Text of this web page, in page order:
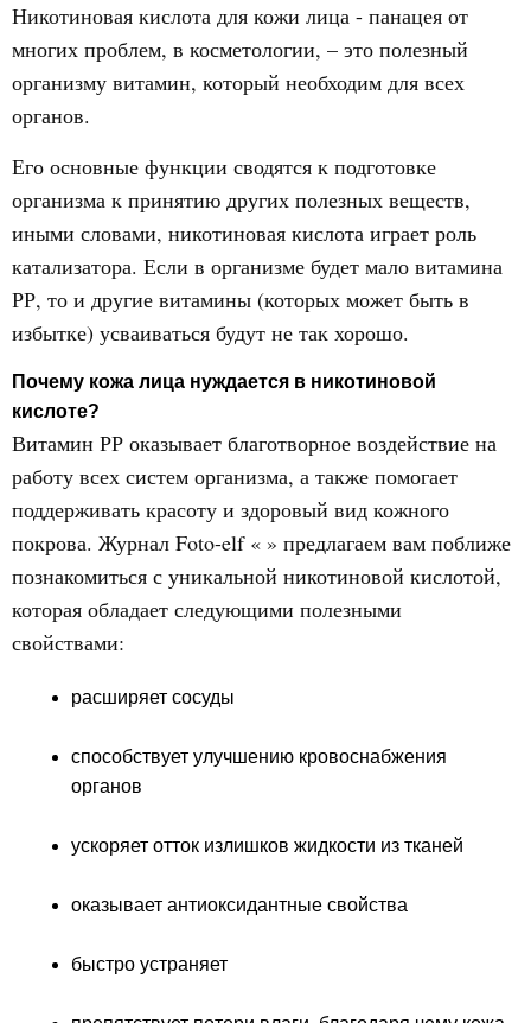
Никотиновая кислота для кожи лица - панацея от
многих проблем, в косметологии, – это полезный
организму витамин, который необходим для всех
органов.
Его основные функции сводятся к подготовке
организма к принятию других полезных веществ,
иными словами, никотиновая кислота играет роль
катализатора. Если в организме будет мало витамина
РР, то и другие витамины (которых может быть в
избытке) усваиваться будут не так хорошо.
Почему кожа лица нуждается в никотиновой
кислоте?
Витамин РР оказывает благотворное воздействие на
работу всех систем организма, а также помогает
поддерживать красоту и здоровый вид кожного
покрова. Журнал Foto-elf « » предлагаем вам поближе
познакомиться с уникальной никотиновой кислотой,
которая обладает следующими полезными
свойствами:
расширяет сосуды
способствует улучшению кровоснабжения
органов
ускоряет отток излишков жидкости из тканей
оказывает антиоксидантные свойства
быстро устраняет